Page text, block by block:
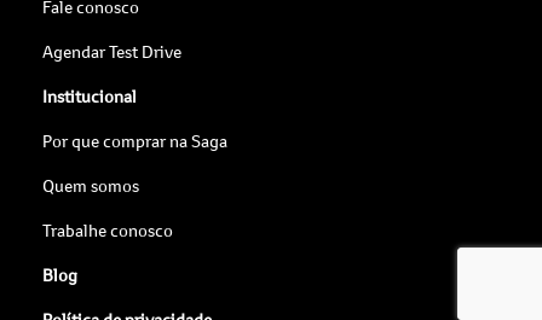
Fale conosco
Agendar Test Drive
Institucional
Por que comprar na Saga
Quem somos
Trabalhe conosco
Blog